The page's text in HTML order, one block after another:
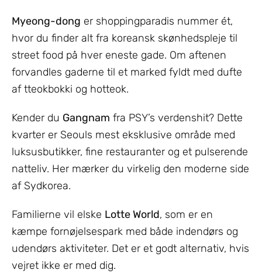
Myeong-dong er shoppingparadis nummer ét,
hvor du finder alt fra koreansk skønhedspleje til
street food på hver eneste gade. Om aftenen
forvandles gaderne til et marked fyldt med dufte
af tteokbokki og hotteok.
Kender du Gangnam fra PSY’s verdenshit? Dette
kvarter er Seouls mest eksklusive område med
luksusbutikker, fine restauranter og et pulserende
natteliv. Her mærker du virkelig den moderne side
af Sydkorea.
Familierne vil elske Lotte World, som er en
kæmpe fornøjelsespark med både indendørs og
udendørs aktiviteter. Det er et godt alternativ, hvis
vejret ikke er med dig.